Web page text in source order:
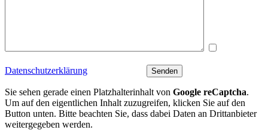
Datenschutzerklärung
Sie sehen gerade einen Platzhalterinhalt von Google reCaptcha.
Um auf den eigentlichen Inhalt zuzugreifen, klicken Sie auf den
Button unten. Bitte beachten Sie, dass dabei Daten an Drittanbieter
weitergegeben werden.